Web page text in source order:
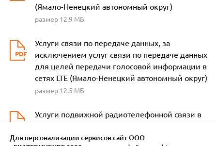
(Ямало-Ненецкий автономный округ)
размер 12.9 МБ
Услуги связи по передаче данных, за
исключением услуг связи по передаче данных
для целей передачи голосовой информации в
сетях LTE (Ямало-Ненецкий автономный округ)
размер 12.5 МБ
Услуги подвижной радиотелефонной связи в
размер 12.1 МБ
Для персонализации сервисов сайт ООО